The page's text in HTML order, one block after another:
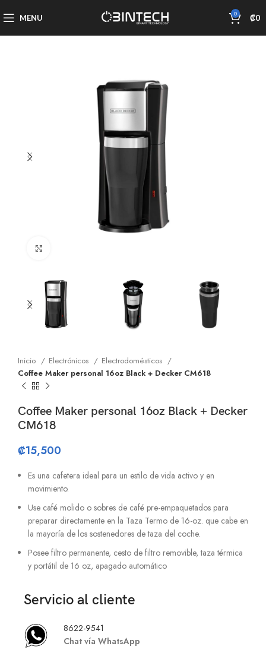
MENU 0 ₡0
Inicio Electrónicos
Electrodomésticos
Coffee Maker personal 16oz Black + Decker CM618
Coffee Maker personal 16oz Black + Decker
CM618
₡15,500
Es una cafetera ideal para un estilo de vida activo y en
movimiento.
Use café molido o sobres de café pre-empaquetados para
preparar directamente en la Taza Termo de 16-oz. que cabe en
la mayoría de los sostenedores de taza del coche.
Posee filtro permanente, cesto de filtro removible, taza térmica
y portátil de 16 oz, apagado automático
Servicio al cliente
8622-9541
Chat vía WhatsApp